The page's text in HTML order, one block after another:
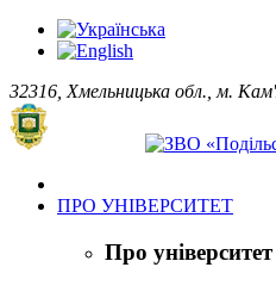
32316, Хмельницька обл., м.
ПРО УНІВЕРСИТЕТ
Про університет